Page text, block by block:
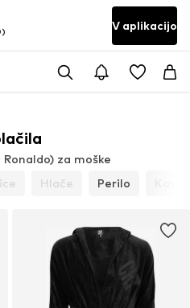
V aplikacijo
za moške
Hlače Perilo